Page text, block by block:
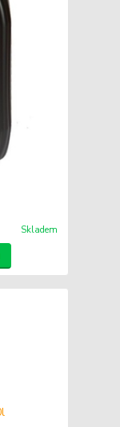
Skladem